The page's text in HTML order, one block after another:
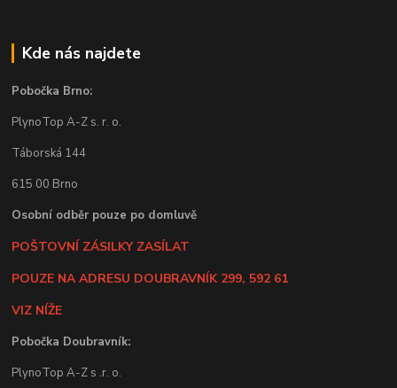
Kde nás najdete
Pobočka Brno:
PlynoTop A-Z s. r. o.
Táborská 144
615 00 Brno
Osobní odběr pouze po domluvě
POŠTOVNÍ ZÁSILKY ZASÍLAT
POUZE NA ADRESU DOUBRAVNÍK 299, 592 61
VIZ NÍŽE
Pobočka Doubravník:
PlynoTop A-Z s .r. o.